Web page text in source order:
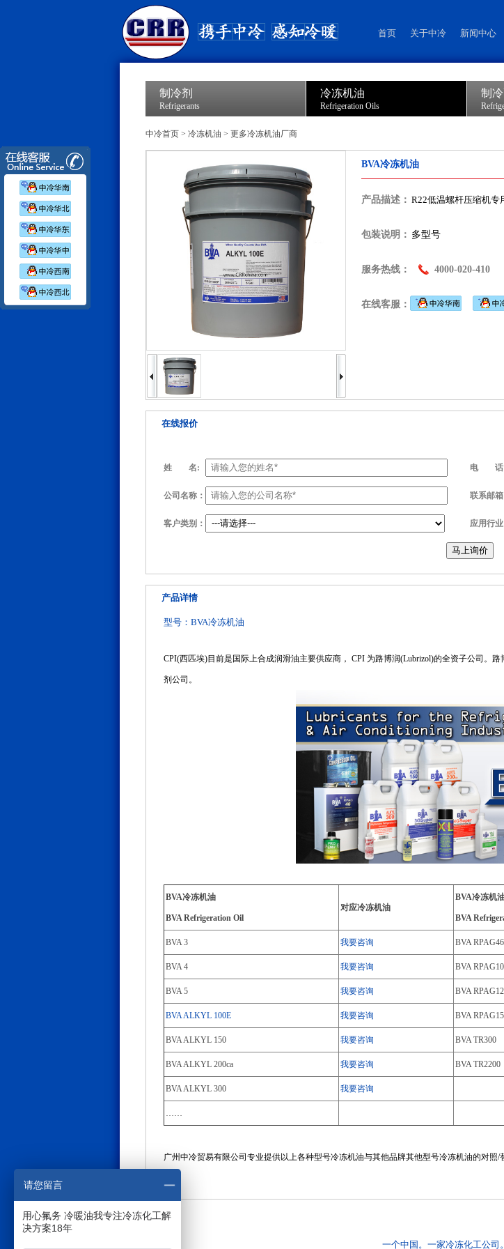
首页 关于中冷 新闻中心
制冷剂
Refrigerants
冷冻机油
Refrigeration Oils
制
中冷首页 > 冷冻机油 > 更多冷冻机油厂商
BVA冷冻机油
产品描述： R22低温螺杆压缩机专
包装说明： 多型号
服务热线： 4000-020-410
在线客服：
在线报价
姓 名: 电 话
公司名称： 联系邮箱
客户类别： 应用行业
马上询价
产品详情
型号：BVA冷冻机油
CPI(西匹埃)目前是国际上合成润滑油主要供应商， CPI 为路博润(Lubrizol)的全资子公司。
剂公司。
BVA冷冻机油
BVA Refrigeration Oil
对应冷冻机油
BVA冷冻机
BVA
BVA 3 我要咨询 BVA RPAG46
BVA 4 我要咨询 BVA
BVA 5 我要咨询 BVA
BVA ALKYL 100E 我要咨询 BVA
BVA ALKYL 150 我要咨询 BVA TR300
BVA ALKYL 200ca 我要咨询 BVA TR2200
BVA ALKYL 300 我要咨询
……
广州中冷贸易有限公司专业提供以上各种型号冷冻机油与其他品牌其他型号冷冻机油的对照/
一个中国。一家冷冻化工公司
请您留言
用心氟务 冷暖油我专注冷冻化工解
决方案18年